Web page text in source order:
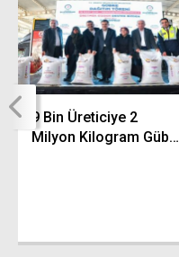
9 Bin Üreticiye 2
Milyon Kilogram Gübre